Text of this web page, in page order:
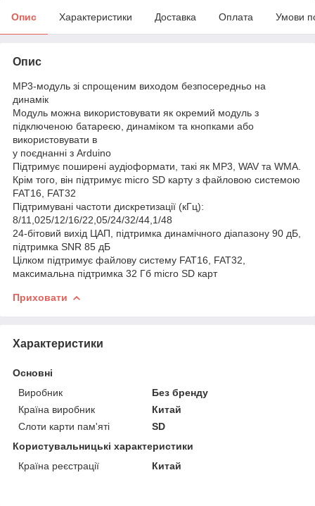
Опис Характеристики Доставка Оплата Умови
Опис
MP3-модуль зі спрощеним виходом безпосередньо на
динамік
Модуль можна використовувати як окремий модуль з
підключеною батареєю, динаміком та кнопками або
використовувати в
у поєднанні з Arduino
Підтримує поширені аудіоформати, такі як MP3, WAV та WMA.
Крім того, він підтримує micro SD карту з файловою системою
FAT16, FAT32
Підтримувані частоти дискретизації (кГц):
8/11,025/12/16/22,05/24/32/44,1/48
24-бітовий вихід ЦАП, підтримка динамічного діапазону 90 дБ,
підтримка SNR 85 дБ
Цілком підтримує файлову систему FAT16, FAT32,
максимальна підтримка 32 Гб micro SD карт
Приховати
Характеристики
Основні
Виробник
Без бренду
Країна виробник
Китай
Слоти карти пам'яті
SD
Користувальницькі характеристики
Країна реєстрації
Китай